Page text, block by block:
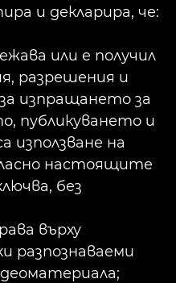
и декларира, че:
или е получил
разрешения и
изпращането за
публикуването и
използване на
настоящите
без
върху
разпознаваеми